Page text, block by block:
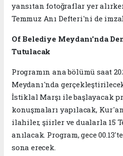
yansıtan fotoğraflar yer
Temmuz Anı Defteri'ni de
Of Belediye Meydanı'nda
Tutulacak
Programın ana bölümü saat
Meydanı'nda
İstiklal Marşı ile başlayacak
konuşmaları yapılacak,
ilahiler, şiirler ve dualarla 15
anılacak. Program, gece
sona erecek.